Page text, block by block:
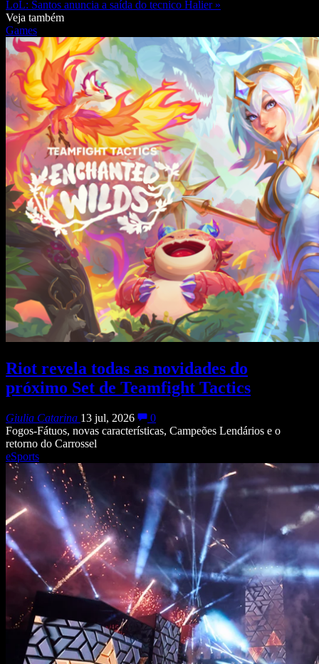
LoL: Santos anuncia a saída do tecnico Halier »
Veja também
Games
Riot revela todas as novidades do
próximo Set de Teamfight Tactics
Giulia Catarina 13 jul, 2026
0
Fogos-Fátuos, novas características, Campeões Lendários e o
retorno do Carrossel
eSports